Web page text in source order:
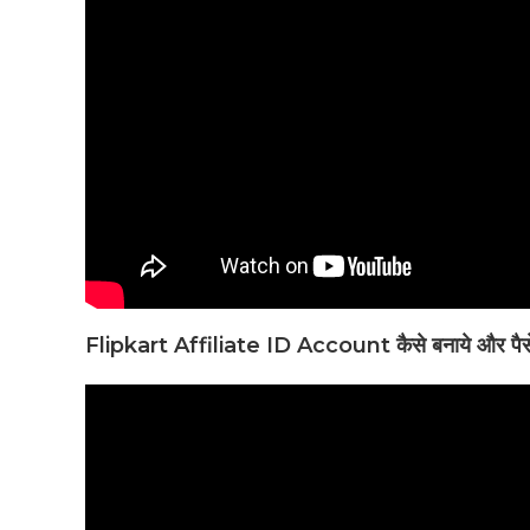
Flipkart Affiliate ID Account कैसे बनाये और